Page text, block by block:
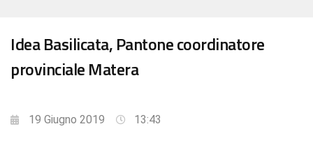
Idea Basilicata, Pantone coordinatore
provinciale Matera
19 Giugno 2019 13:43